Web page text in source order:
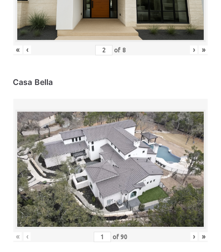
« ‹ of 8 › »
Casa Bella
« ‹ of 90 › »